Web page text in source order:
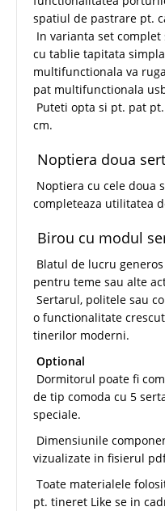
spatiul de pastrare pt.
In varianta set
cu tablie tapitata
multifunctionala va
pat multifunctionala
Puteti opta si pt. pat
cm.
Noptiera doua
Noptiera cu cele doua
completeaza utilitatea
Birou cu modul
Blatul de lucru
pentru teme sau alte
Sertarul, politele sau
o functionalitate
tinerilor moderni.
Optional
Dormitorul poate fi
de tip comoda cu 5
speciale.
Dimensiunile
vizualizate in fisierul
Toate materialele
pt. tineret Like se in